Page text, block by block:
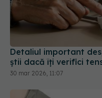
Detaliul important
știi dacă îți verifici